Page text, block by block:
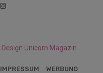
Design Unicorn Magazin
IMPRESSUM WERBUNG